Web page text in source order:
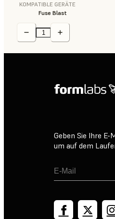
KOMPATIBLE GERÄTE
Fuse Blast
Geben Sie Ihre E-
um auf dem